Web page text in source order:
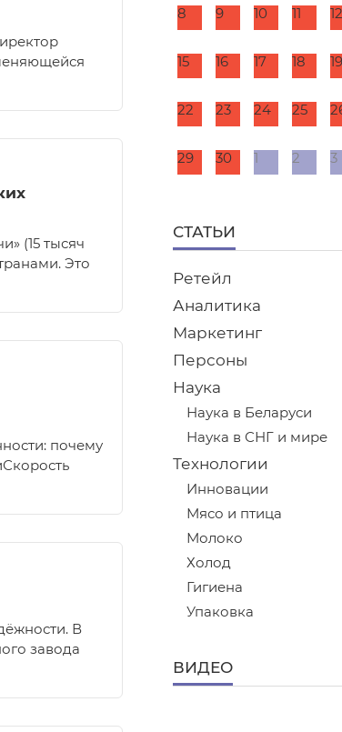
(15 тысяч
Это
почему
В
завода
8 9 10 11 12
15 16 17 18 19
22 23 24 25
29 30 1 2 3
СТАТЬИ
Ретейл
Аналитика
Маркетинг
Персоны
Наука
Наука в Беларуси
Наука в СНГ и мире
Технологии
Инновации
Мясо и птица
Молоко
Холод
Гигиена
Упаковка
ВИДЕО